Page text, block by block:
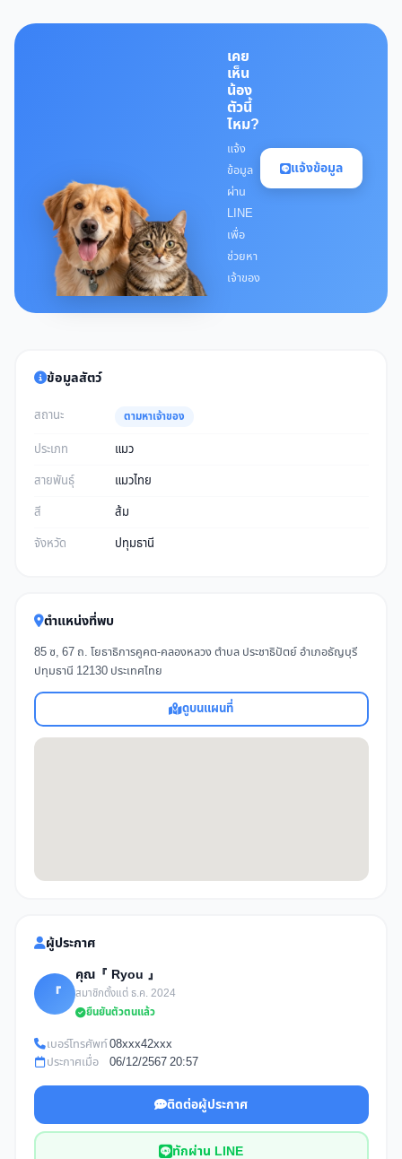
เคย
เห็น
น้อง
ตัวนี้
ไหม?
แจ้ง
ข้อมูล
ผ่าน
LINE
เพื่อ
ช่วยหา
เจ้าของ
แจ้งข้อมูล
ข้อมูลสัตว์
สถานะ ตามหาเจ้าของ
ประเภท
แมว
สายพันธุ์
แมวไทย
สี
ส้ม
จังหวัด
ปทุมธานี
ตำแหน่งที่พบ
85 ซ, 67 ถ. โยธาธิการคูคต-คลองหลวง ตำบล ประชาธิปัตย์ อำเภอธัญบุรี
ปทุมธานี 12130 ประเทศไทย
ดูบนแผนที่
ผู้ประกาศ
『
คุณ『 Ryou 』
สมาชิกตั้งแต่ ธ.ค. 2024
ยืนยันตัวตนแล้ว
เบอร์โทรศัพท์08xxx42xxx
ประกาศเมื่อ
06/12/2567 20:57
ติดต่อผู้ประกาศ
ทักผ่าน LINE